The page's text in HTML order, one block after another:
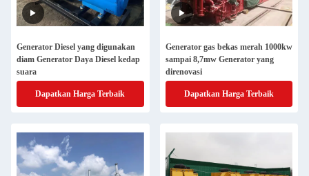
Generator Diesel yang digunakan
diam Generator Daya Diesel kedap
suara
Dapatkan Harga Terbaik
Generator gas bekas merah 1000kw
sampai 8,7mw Generator yang
direnovasi
Dapatkan Harga Terbaik